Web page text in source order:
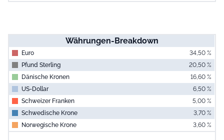
Währungen-Breakdown
Euro
34,50 %
Pfund Sterling
20,50 %
Dänische Kronen
16,60 %
US-Dollar
6,50 %
Schweizer Franken
5,00 %
Schwedische Krone
3,70 %
Norwegische Krone
3,60 %